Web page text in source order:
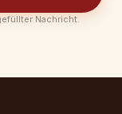
Nachricht.